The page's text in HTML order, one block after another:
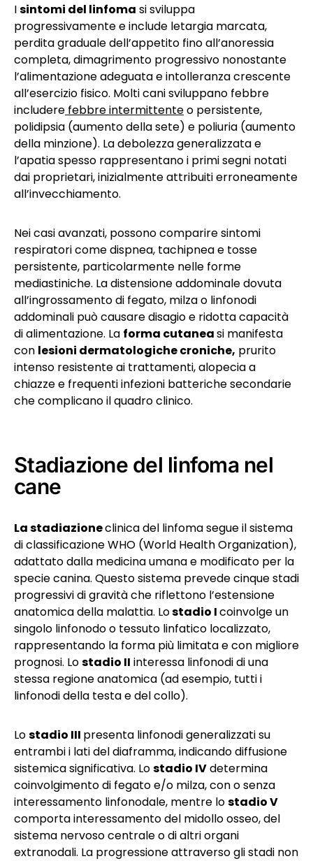
Isintomi del linfoma si sviluppa
progressivamente e include letargia marcata,
perdita graduale dell’appetito fino all’anoressia
completa, dimagrimento progressivo nonostante
l’alimentazione adeguata e intolleranza crescente
all’esercizio fisico. Molti cani sviluppano febbre
includere febbre intermittenteo persistente,
polidipsia (aumento della sete) e poliuria (aumento
della minzione). La debolezza generalizzata e
l’apatia spesso rappresentano i primi segni notati
dai proprietari, inizialmente attribuiti erroneamente
all’invecchiamento.
Nei casi avanzati, possono comparire sintomi
respiratori come dispnea, tachipnea e tosse
persistente, particolarmente nelle forme
mediastiniche. La distensione addominale dovuta
all’ingrossamento di fegato, milza o linfonodi
addominali può causare disagio e ridotta capacità
di alimentazione. La forma cutaneasi manifesta
con lesioni dermatologiche croniche, prurito
intenso resistente ai trattamenti, alopecia a
chiazze e frequenti infezioni batteriche secondarie
che complicano il quadro clinico.
Stadiazione del linfoma nel
cane
La stadiazioneclinica del linfoma segue il sistema
di classificazione WHO (World Health Organization),
adattato dalla medicina umana e modificato per la
specie canina. Questo sistema prevede cinque stadi
progressivi di gravità che riflettono l’estensione
anatomica della malattia. Lostadio Icoinvolge un
singolo linfonodo o tessuto linfatico localizzato,
rappresentando la forma più limitata e con migliore
prognosi. Lostadio II interessa linfonodi di una
stessa regione anatomica (ad esempio, tutti i
linfonodi della testa e del collo).
Lostadio III presenta linfonodi generalizzati su
entrambi i lati del diaframma, indicando diffusione
sistemica significativa. Lostadio IVdetermina
coinvolgimento di fegato e/o milza, con o senza
interessamento linfonodale, mentre lostadio V
comporta interessamento del midollo osseo, del
sistema nervoso centrale o di altri organi
extranodali. La progressione attraverso gli stadi non